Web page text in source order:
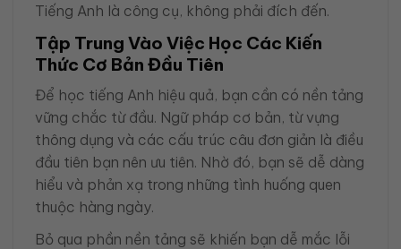
Tiếng Anh là công cụ, không phải đích đến.
Tập Trung Vào Việc Học Các Kiến
Thức Cơ Bản Đầu Tiên
Để học tiếng Anh hiệu quả, bạn cần có nền tảng
vững chắc từ đầu. Ngữ pháp cơ bản, từ vựng
thông dụng và các cấu trúc câu đơn giản là điều
đầu tiên bạn nên ưu tiên. Nhờ đó, bạn sẽ dễ dàng
hiểu và phản xạ trong những tình huống quen
thuộc hàng ngày.
Bỏ qua phần nền tảng sẽ khiến bạn dễ mắc lỗi